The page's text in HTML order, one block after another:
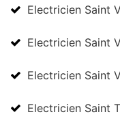
Electricien Saint
Electricien Saint
Electricien Saint
Electricien Saint